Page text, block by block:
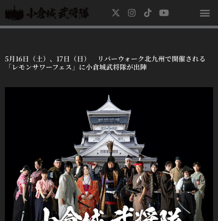
容
を
ッ
X
-
t
t
t
r
I
n
s
g
r
m
T
i
k
k
Y
o
u
b
5月16日（土）、17日（日） リバーウォーク北九州で開催される
「レモンサワーフェス」に小倉城武将隊が出陣